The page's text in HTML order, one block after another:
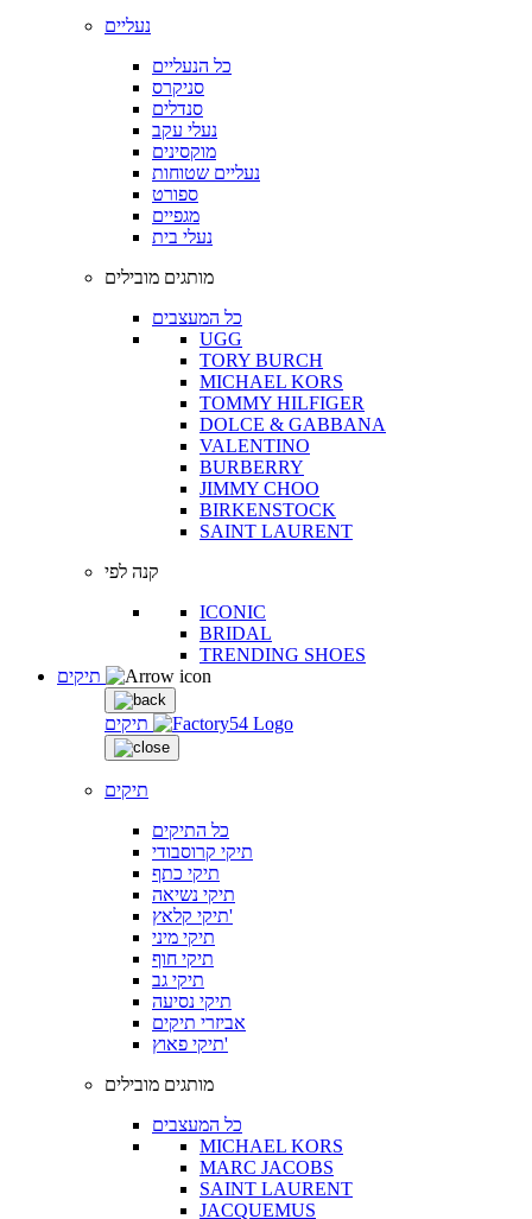
נעליים
כל הנעליים
סניקרס
סנדלים
נעלי עקב
מוקסינים
נעליים שטוחות
ספורט
מגפיים
נעלי בית
מותגים מובילים
כל המעצבים
UGG
TORY BURCH
MICHAEL KORS
TOMMY HILFIGER
DOLCE & GABBANA
VALENTINO
BURBERRY
JIMMY CHOO
BIRKENSTOCK
SAINT LAURENT
קנה לפי
ICONIC
BRIDAL
TRENDING SHOES
תיקים
תיקים
כל התיקים
תיקי קרוסבודי
תיקי כתף
תיקי נשיאה
תיקי קלאץ'
תיקי מיני
תיקי חוף
תיקי גב
תיקי נסיעה
אביזרי תיקים
תיקי פאוץ'
מותגים מובילים
כל המעצבים
MICHAEL KORS
MARC JACOBS
SAINT LAURENT
JACQUEMUS